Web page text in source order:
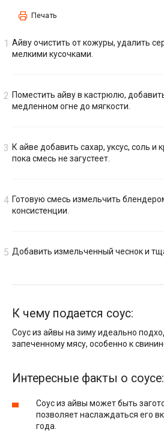
Печать
Айву очистить от кожуры, удалить
мелкими кусочками.
Поместить айву в кастрюлю,
медленном огне до мягкости.
К айве добавить сахар, уксус, соль и
пока смесь не загустеет.
Готовую смесь измельчить
консистенции.
Добавить измельченный чеснок и
К чему подается соус:
Соус из айвы на зиму идеально
запеченному мясу, особенно к
Интересные факты о соусе:
Соус из айвы может быть
позволяет наслаждаться его
года.